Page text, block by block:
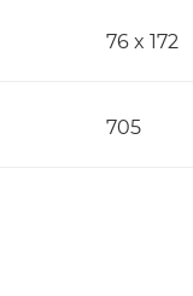
76 x 172
705